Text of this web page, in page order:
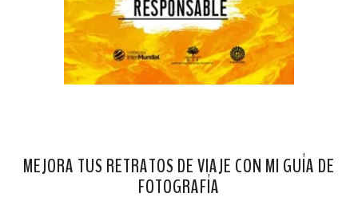
MEJORA TUS RETRATOS DE VIAJE CON MI GUÍA DE
FOTOGRAFÍA